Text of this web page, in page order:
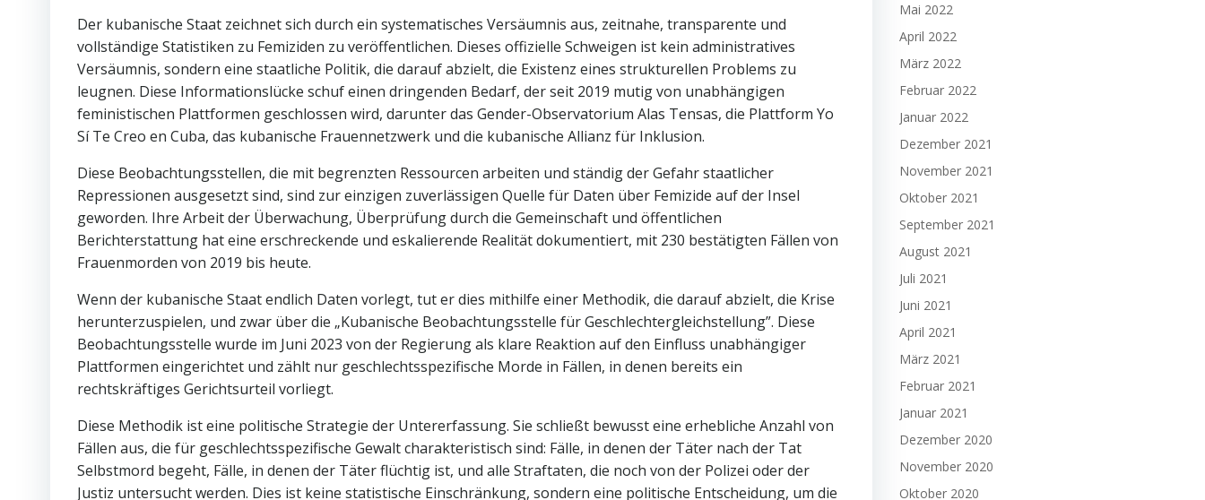
Der kubanische Staat zeichnet sich durch ein systematisches Versäumnis aus, zeitnahe, transparente und
vollständige Statistiken zu Femiziden zu veröffentlichen. Dieses offizielle Schweigen ist kein administratives
Versäumnis, sondern eine staatliche Politik, die darauf abzielt, die Existenz eines strukturellen Problems zu
leugnen. Diese Informationslücke schuf einen dringenden Bedarf, der seit 2019 mutig von unabhängigen
feministischen Plattformen geschlossen wird, darunter das Gender-Observatorium Alas Tensas, die Plattform Yo
Sí Te Creo en Cuba, das kubanische Frauennetzwerk und die kubanische Allianz für Inklusion.
Diese Beobachtungsstellen, die mit begrenzten Ressourcen arbeiten und ständig der Gefahr staatlicher
Repressionen ausgesetzt sind, sind zur einzigen zuverlässigen Quelle für Daten über Femizide auf der Insel
geworden. Ihre Arbeit der Überwachung, Überprüfung durch die Gemeinschaft und öffentlichen
Berichterstattung hat eine erschreckende und eskalierende Realität dokumentiert, mit 230 bestätigten Fällen von
Frauenmorden von 2019 bis heute.
Wenn der kubanische Staat endlich Daten vorlegt, tut er dies mithilfe einer Methodik, die darauf abzielt, die Krise
herunterzuspielen, und zwar über die „Kubanische Beobachtungsstelle für Geschlechtergleichstellung”. Diese
Beobachtungsstelle wurde im Juni 2023 von der Regierung als klare Reaktion auf den Einfluss unabhängiger
Plattformen eingerichtet und zählt nur geschlechtsspezifische Morde in Fällen, in denen bereits ein
rechtskräftiges Gerichtsurteil vorliegt.
Diese Methodik ist eine politische Strategie der Untererfassung. Sie schließt bewusst eine erhebliche Anzahl von
Fällen aus, die für geschlechtsspezifische Gewalt charakteristisch sind: Fälle, in denen der Täter nach der Tat
Selbstmord begeht, Fälle, in denen der Täter flüchtig ist, und alle Straftaten, die noch von der Polizei oder der
Justiz untersucht werden. Dies ist keine statistische Einschränkung, sondern eine politische Entscheidung, um die
Mai 2022
April 2022
März 2022
Februar 2022
Januar 2022
Dezember 2021
November 2021
Oktober 2021
September 2021
August 2021
Juli 2021
Juni 2021
April 2021
März 2021
Februar 2021
Januar 2021
Dezember 2020
November 2020
Oktober 2020